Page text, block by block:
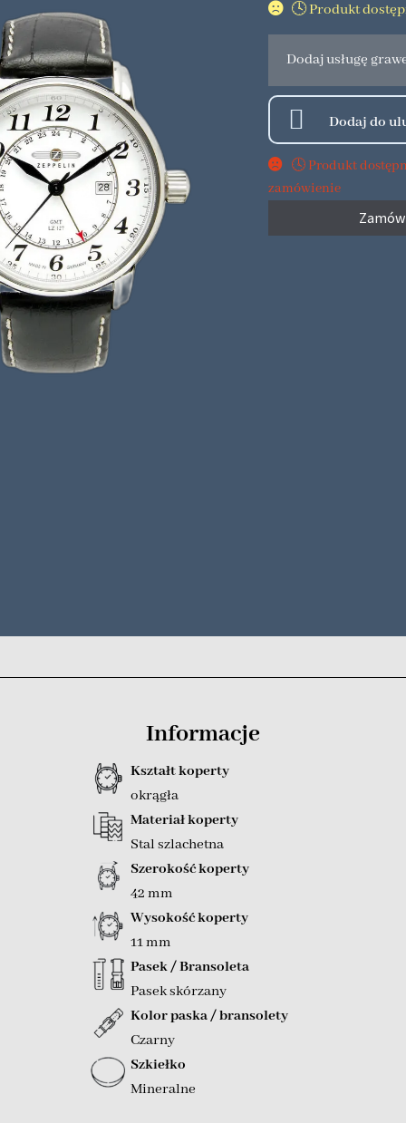
🕓 Produkt
Dodaj usługę
🕓 Produkt
zamówienie
Zamów
Informacje
Kształt koperty
okrągła
Materiał koperty
Stal szlachetna
Szerokość koperty
42 mm
Wysokość koperty
11 mm
Pasek / Bransoleta
Pasek skórzany
Kolor paska / bransolety
Czarny
Szkiełko
Mineralne